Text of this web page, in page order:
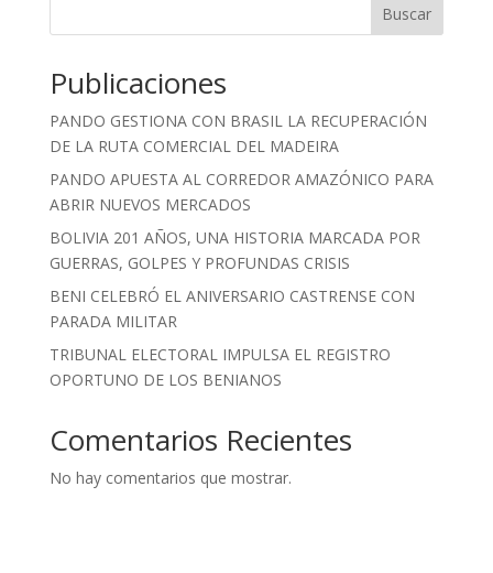
Buscar
Publicaciones
PANDO GESTIONA CON BRASIL LA RECUPERACIÓN
DE LA RUTA COMERCIAL DEL MADEIRA
PANDO APUESTA AL CORREDOR AMAZÓNICO PARA
ABRIR NUEVOS MERCADOS
BOLIVIA 201 AÑOS, UNA HISTORIA MARCADA POR
GUERRAS, GOLPES Y PROFUNDAS CRISIS
BENI CELEBRÓ EL ANIVERSARIO CASTRENSE CON
PARADA MILITAR
TRIBUNAL ELECTORAL IMPULSA EL REGISTRO
OPORTUNO DE LOS BENIANOS
Comentarios Recientes
No hay comentarios que mostrar.